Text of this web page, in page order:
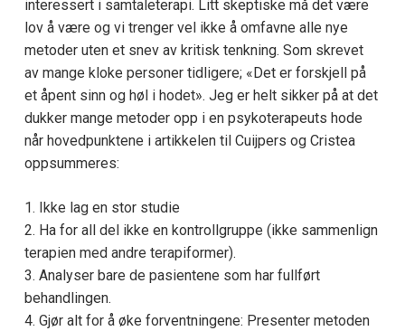
interessert i samtaleterapi. Litt skeptiske må det være
lov å være og vi trenger vel ikke å omfavne alle nye
metoder uten et snev av kritisk tenkning. Som skrevet
av mange kloke personer tidligere; «Det er forskjell på
et åpent sinn og høl i hodet». Jeg er helt sikker på at det
dukker mange metoder opp i en psykoterapeuts hode
når hovedpunktene i artikkelen til Cuijpers og Cristea
oppsummeres:
1. Ikke lag en stor studie
2. Ha for all del ikke en kontrollgruppe (ikke sammenlign
terapien med andre terapiformer).
3. Analyser bare de pasientene som har fullført
behandlingen.
4. Gjør alt for å øke forventningene: Presenter metoden